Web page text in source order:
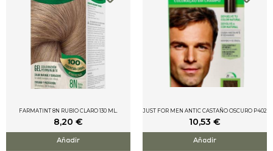
FARMATINT 8N RUBIO CLARO 130 ML.
8,20 €
Añadir
JUST FOR MEN ANTIC CASTAÑO OSCURO P402
10,53 €
Añadir